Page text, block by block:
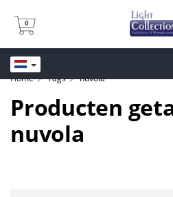
0
0
Home Tags nuvola
Producten
nuvola